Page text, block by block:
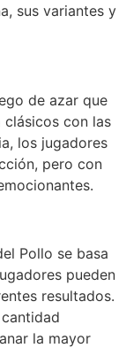
sus variantes y
de azar que
clásicos con las
los jugadores
pero con
Pollo se basa
pueden
resultados.
la mayor